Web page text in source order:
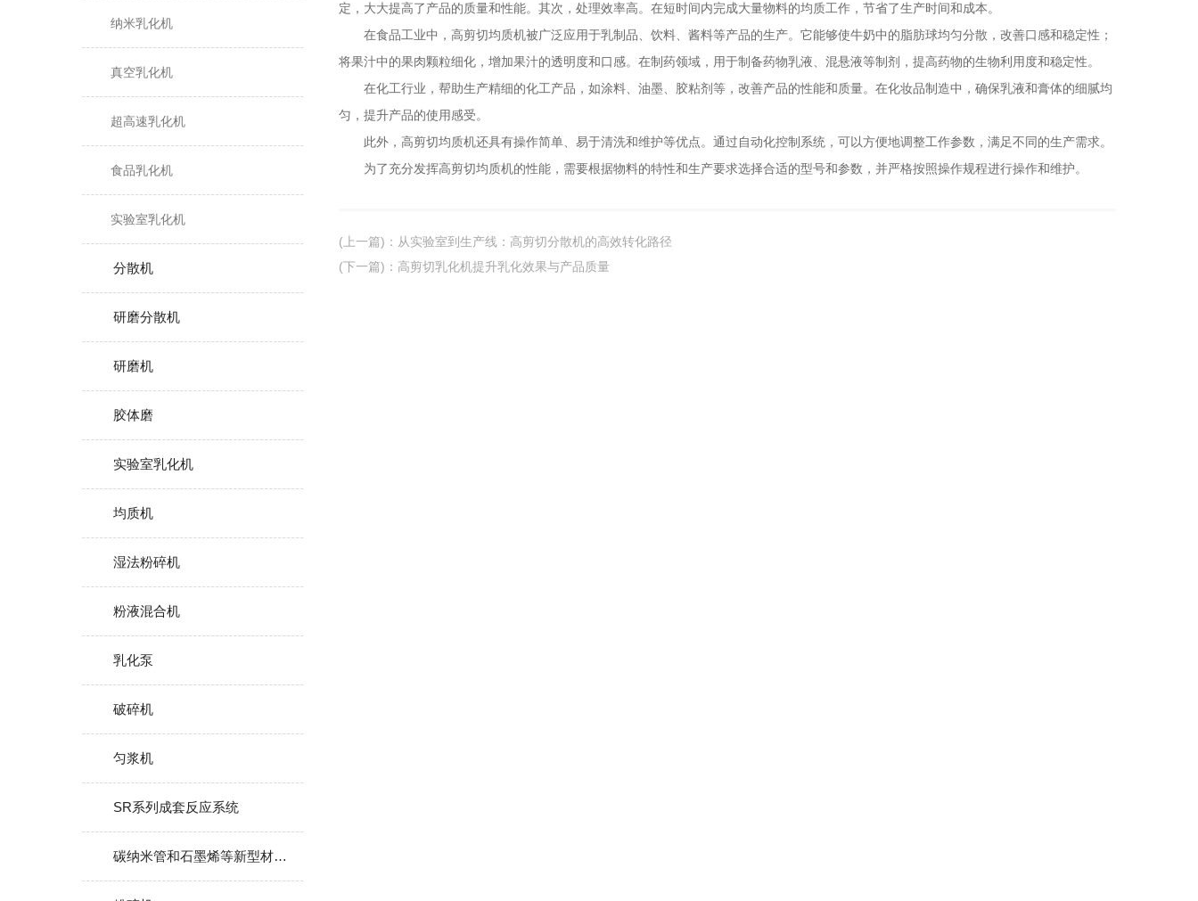
纳米乳化机
真空乳化机
超高速乳化机
食品乳化机
实验室乳化机
分散机
研磨分散机
研磨机
胶体磨
实验室乳化机
均质机
湿法粉碎机
粉液混合机
乳化泵
破碎机
匀浆机
SR系列成套反应系统
碳纳米管和石墨烯等新型材料生产设备
定，大大提高了产品的质量和性能。其次，处理效率高。在短时间内完成大量物料的均质工作，节省了生产时间和成本。
在食品工业中，高剪切均质机被广泛应用于乳制品、饮料、酱料等产品的生产。它能够使牛奶中的脂肪球均匀分散，改善口感和稳定性；
将果汁中的果肉颗粒细化，增加果汁的透明度和口感。在制药领域，用于制备药物乳液、混悬液等制剂，提高药物的生物利用度和稳定性。
在化工行业，帮助生产精细的化工产品，如涂料、油墨、胶粘剂等，改善产品的性能和质量。在化妆品制造中，确保乳液和膏体的细腻均
匀，提升产品的使用感受。
此外，高剪切均质机还具有操作简单、易于清洗和维护等优点。通过自动化控制系统，可以方便地调整工作参数，满足不同的生产需求。
为了充分发挥高剪切均质机的性能，需要根据物料的特性和生产要求选择合适的型号和参数，并严格按照操作规程进行操作和维护。
(上一篇) ： 从实验室到生产线：高剪切分散机的高效转化路径
(下一篇) ： 高剪切乳化机提升乳化效果与产品质量